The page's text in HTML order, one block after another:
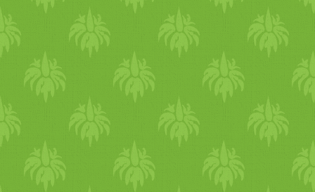
hogy megállapítsák, a
kutyákat. Nyolc kutya
Forrás: Origo
(Colgate-Palmolive),
Cesar, Kitekat, Frolic,